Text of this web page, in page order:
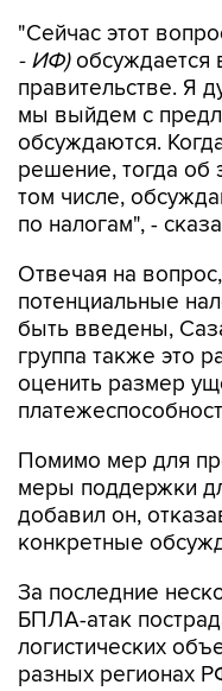
"Сейчас этот
- ИФ)обсуждается
правительстве. Я
мы выйдем с
обсуждаются.
решение, тогда об
том числе,
по налогам", -
Отвечая на
потенциальные
быть введены,
группа также это
оценить размер
Помимо мер для
меры поддержки
добавил он,
конкретные
За последние
БПЛА-атак
логистических
разных регионах